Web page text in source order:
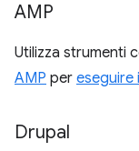
AMP
Utilizza strumenti
AMP per eseguire
Drupal